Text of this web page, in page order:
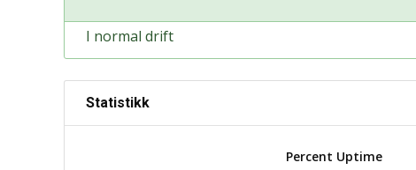
I normal drift
Statistikk
Percent Uptime